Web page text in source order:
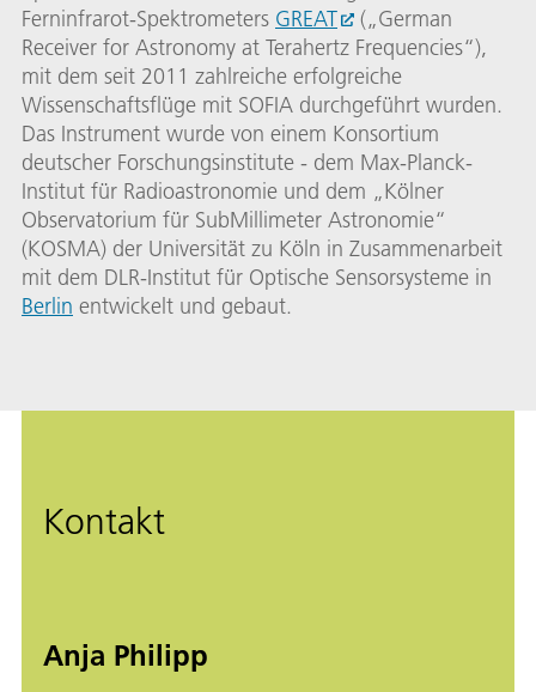
Ferninfrarot-Spektrometers GREAT
(„German
Receiver for Astronomy at Terahertz Frequencies“),
mit dem seit 2011 zahlreiche erfolgreiche
Wissenschaftsflüge mit SOFIA durchgeführt wurden.
Das Instrument wurde von einem Konsortium
deutscher Forschungsinstitute - dem Max-Planck-
Institut für Radioastronomie und dem „Kölner
Observatorium für SubMillimeter Astronomie“
(KOSMA) der Universität zu Köln in Zusammenarbeit
mit dem DLR-Institut für Optische Sensorsysteme in
Berlin entwickelt und gebaut.
Kontakt
Anja Philipp